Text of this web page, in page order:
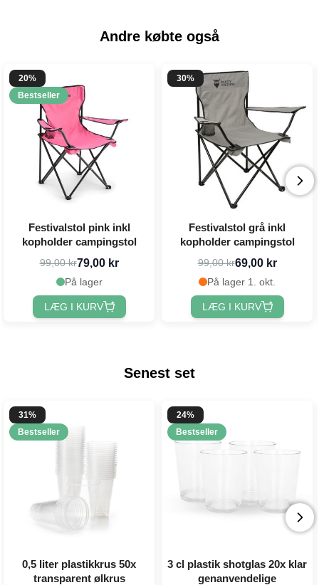
Andre købte også
20%
Bestseller
Festivalstol pink inkl
kopholder campingstol
99,00 kr79,00 kr
På lager
LÆG I KURV
30%
Festivalstol grå inkl
kopholder campingstol
99,00 kr69,00 kr
På lager 1. okt.
LÆG I KURV
Senest set
31%
Bestseller
0,5 liter plastikkrus 50x
transparent ølkrus
24%
Bestseller
3 cl plastik shotglas 20x klar
genanvendelige